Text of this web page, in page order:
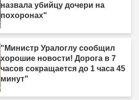
назвала убийцу дочери на
похоронах"
"Министр Уралоглу сообщил
хорошие новости! Дорога в 7
часов сокращается до 1 часа 45
минут"